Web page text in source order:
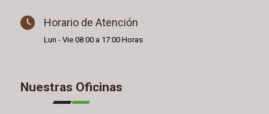
Horario de Atención
Lun - Vie 08:00 a 17:00 Horas
Nuestras Oficinas